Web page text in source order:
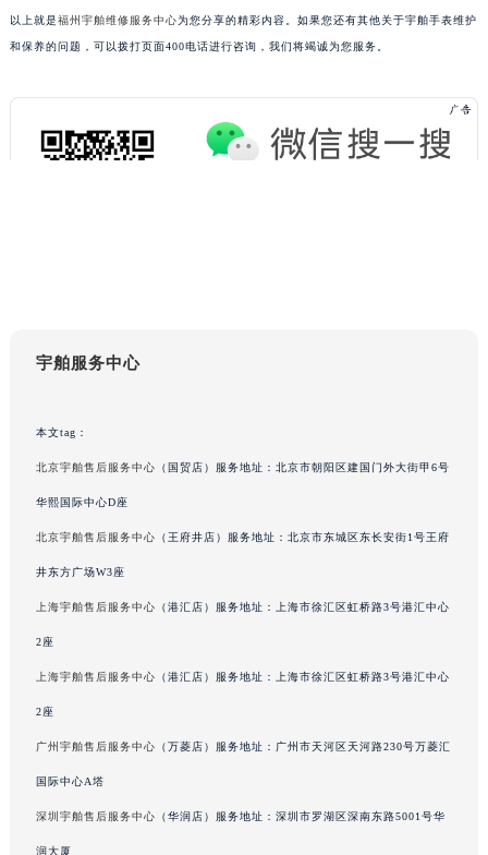
以上就是福州宇舶维修服务中心为您分享的精彩内容。如果您还有其他关于宇舶手表维护
和保养的问题，可以拨打页面400电话进行咨询，我们将竭诚为您服务。
宇舶服务中心
本文tag：
北京宇舶售后服务中心 （国贸店）服务地址：北京市朝阳区建国门外大街甲6号
华熙国际中心D座
北京宇舶售后服务中心 （王府井店）服务地址：北京市东城区东长安街1号王府
井东方广场W3座
上海宇舶售后服务中心 （港汇店）服务地址：上海市徐汇区虹桥路3号港汇中心
2座
上海宇舶售后服务中心 （港汇店）服务地址：上海市徐汇区虹桥路3号港汇中心
2座
广州宇舶售后服务中心 （万菱店）服务地址：广州市天河区天河路230号万菱汇
国际中心A塔
深圳宇舶售后服务中心 （华润店）服务地址：深圳市罗湖区深南东路5001号华
润大厦